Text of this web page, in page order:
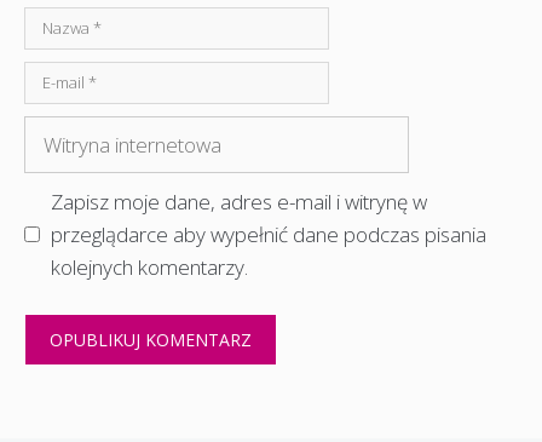
Nazwa
mail
internetowa
Zapisz moje dane, adres e-mail i witrynę w
przeglądarce aby wypełnić dane podczas pisania
kolejnych komentarzy.